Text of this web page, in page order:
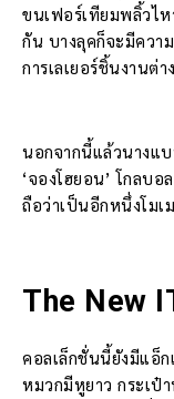
ขนเฟอร์เทียมพลิ้วไ
กัน บางลุคก็จะมีควา
การเลเยอร์ชิ้นงานต่
นอกจากนี้แล้วนางแ
‘จองโฮยอน’ โกลบ
ถือว่าเป็นอีกหนึ่งโม
The New
คอลเล็กชั่นนี้ยังมีแอ็ก
หมวกมีหูยาว กระเป๋